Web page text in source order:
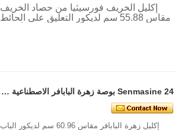
إكليل الخريف فورسيثيا من حصاد الخريف
مقاس 55.88 سم لديكور التعليق على الحائط
Senmasine 24 بوصة زهرة البابافر الاصطناعية إكليل الخريف للباب الأمامي معلق ديكور حصاد الخريف
إكليل زهرة البابافر مقاس 60.96 سم لديكور الباب